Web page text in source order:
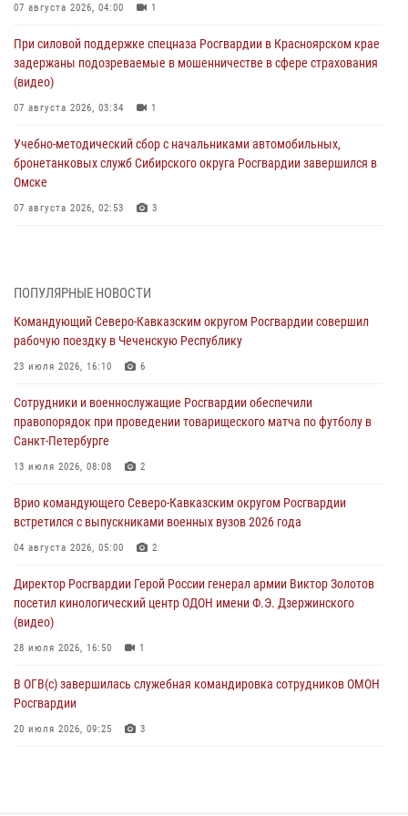
07 августа 2026, 04:00 1
При силовой поддержке спецназа Росгвардии в Красноярском крае
задержаны подозреваемые в мошенничестве в сфере страхования
(видео)
07 августа 2026, 03:34 1
Учебно-методический сбор с начальниками автомобильных,
бронетанковых служб Сибирского округа Росгвардии завершился в
Омске
07 августа 2026, 02:53 3
В Нижнем Новгороде состоялось Всероссийское совещание-
семинар по вопросам развития вневедомственной охраны
06 августа 2026, 14:47 10 1
В Брянске сотрудники и военнослужащие Росгвардии почтили
память Героя России Олега Визнюка
В кинологическом центре Уральского округа Росгвардии почтили
память товарищей, погибших при исполнении воинского долга
В Центральном округе Росгвардии прошли мероприятия к
108‑летию генерала армии И.К. Яковлева
06 августа 2026, 13:24
ПОПУЛЯРНЫЕ НОВОСТИ
Командующий Северо-Кавказским округом Росгвардии совершил
рабочую поездку в Чеченскую Республику
23 июля 2026, 16:10 6
Сотрудники и военнослужащие Росгвардии обеспечили
правопорядок при проведении товарищеского матча по футболу в
Санкт-Петербурге
13 июля 2026, 08:08 2
Врио командующего Северо-Кавказским округом Росгвардии
встретился с выпускниками военных вузов 2026 года
04 августа 2026, 05:00 2
Директор Росгвардии Герой России генерал армии Виктор Золотов
посетил кинологический центр ОДОН имени Ф.Э. Дзержинского
(видео)
28 июля 2026, 16:50 1
В ОГВ(с) завершилась служебная командировка сотрудников ОМОН
Росгвардии
20 июля 2026, 09:25 3